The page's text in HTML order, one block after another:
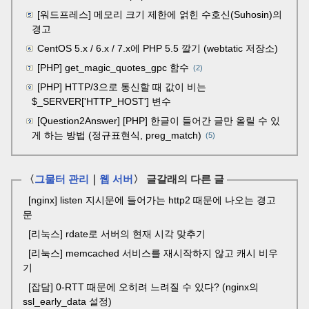
[워드프레스] 메모리 크기 제한에 얽힌 수호신(Suhosin)의
경고
CentOS 5.x / 6.x / 7.x에 PHP 5.5 깔기 (webtatic 저장소)
[PHP] get_magic_quotes_gpc 함수 (2)
[PHP] HTTP/3으로 통신할 때 값이 비는
$_SERVER['HTTP_HOST'] 변수
[Question2Answer] [PHP] 한글이 들어간 글만 올릴 수 있
게 하는 방법 (정규표현식, preg_match) (5)
〈그물터 관리 웹 서버 〉 글갈래의 다른 글
[nginx] listen 지시문에 들어가는 http2 때문에 나오는 경고
문
[리눅스] rdate로 서버의 현재 시각 맞추기
[리눅스] memcached 서비스를 재시작하지 않고 캐시 비우
기
[잡담] 0-RTT 때문에 오히려 느려질 수 있다? (nginx의
ssl_early_data 설정)